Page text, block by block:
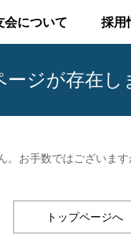
会について 採用
ージが存在し
。お手数ではございま
トップページへ